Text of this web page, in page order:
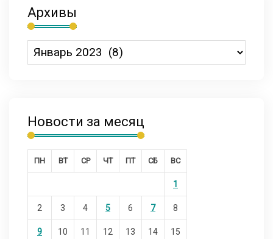
Архивы
Новости за месяц
ПН ВТ СР ЧТ ПТ СБ ВС
1
2 3 4 5 6 7 8
9 10 11 12 13 14 15